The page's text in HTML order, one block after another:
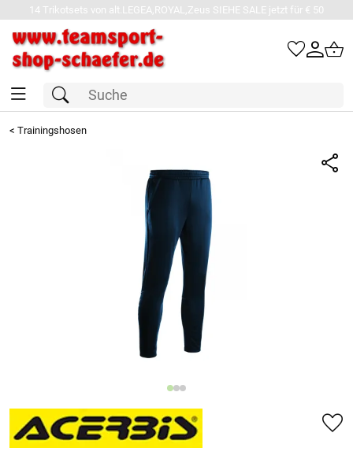
14 Trikotsets von alt.LEGEA,ROYAL,Zeus SIEHE SALE jetzt für € 50
< Trainingshosen